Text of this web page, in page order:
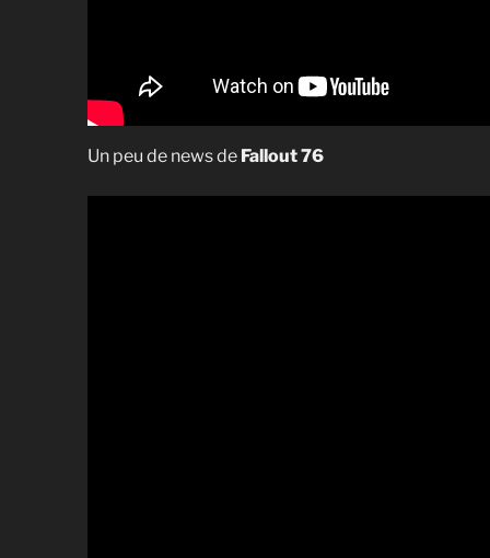
Un peu de news de Fallout 76